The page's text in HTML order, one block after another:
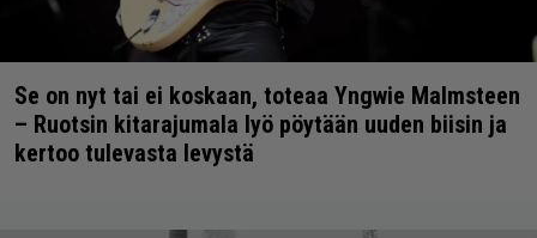
Se on nyt tai ei koskaan, toteaa Yngwie Malmsteen
– Ruotsin kitarajumala lyö pöytään uuden biisin ja
kertoo tulevasta levystä